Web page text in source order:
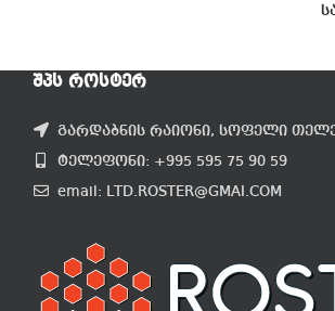
ᲨᲞᲡ ᲠᲝᲡᲢᲔᲠ
გარდაბნის რაიონი, სოფელი
ტელეფონი: +995 595 75 90 59
email: LTD.ROSTER@GMAI.COM